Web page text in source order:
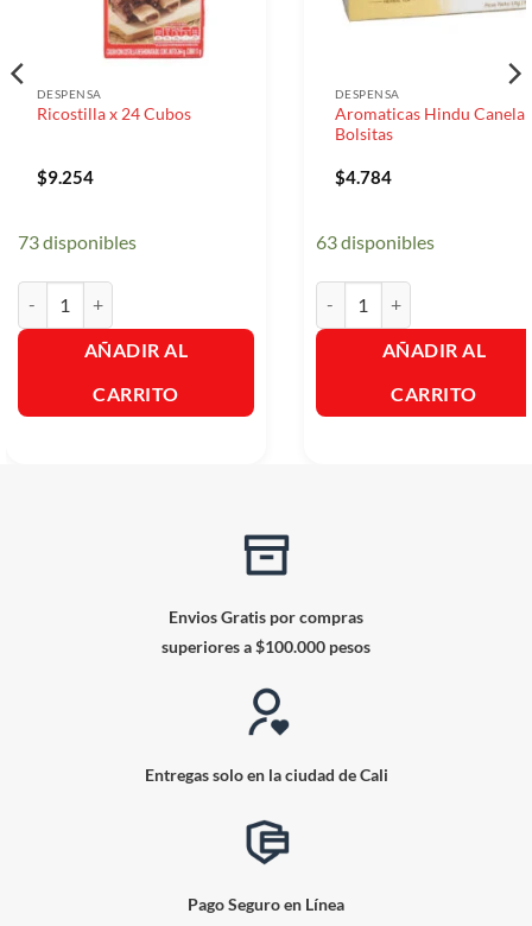
DESPENSA
Ricostilla x 24 Cubos
$9.254
73 disponibles
AÑADIR AL
CARRITO
DESPENSA
Aromaticas Hindu Canela
Bolsitas
$4.784
63 disponibles
AÑADIR AL
CARRITO
Envios Gratis por compras
superiores a $100.000 pesos
Entregas solo en la ciudad de Cali
Pago Seguro en Línea